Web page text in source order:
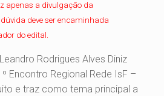
apenas a divulgação da
deve ser encaminhada
do edital.
Rodrigues Alves Diniz
Encontro Regional Rede IsF –
e traz como tema principal a